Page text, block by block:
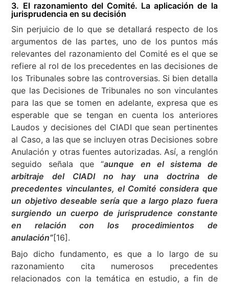
3. El razonamiento del Comité. La aplicación de la
jurisprudencia en su decisión
Sin perjuicio de lo que se detallará respecto de los
argumentos de las partes, uno de los puntos más
relevantes del razonamiento del Comité es el que se
refiere al rol de los precedentes en las decisiones de
los Tribunales sobre las controversias. Si bien detalla
que las Decisiones de Tribunales no son vinculantes
para las que se tomen en adelante, expresa que es
esperable que se tengan en cuenta los anteriores
Laudos y decisiones del CIADI que sean pertinentes
al Caso, a las que se incluyen otras Decisiones sobre
Anulación y otras fuentes autorizadas. Así, a renglón
seguido señala que “aunque en el sistema de
arbitraje del CIADI no hay una doctrina de
precedentes vinculantes, el Comité considera que
un objetivo deseable sería que a largo plazo fuera
surgiendo un cuerpo de jurisprudence constante
en relación con los procedimientos de
anulación”[16].
Bajo dicho fundamento, es que a lo largo de su
razonamiento cita numerosos precedentes
relacionados con la temática en estudio, a fin de